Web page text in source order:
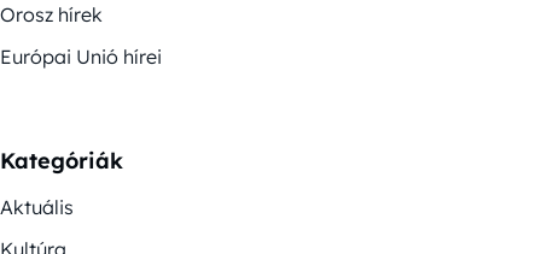
Orosz hírek
Európai Unió hírei
Kategóriák
Aktuális
Kultúra